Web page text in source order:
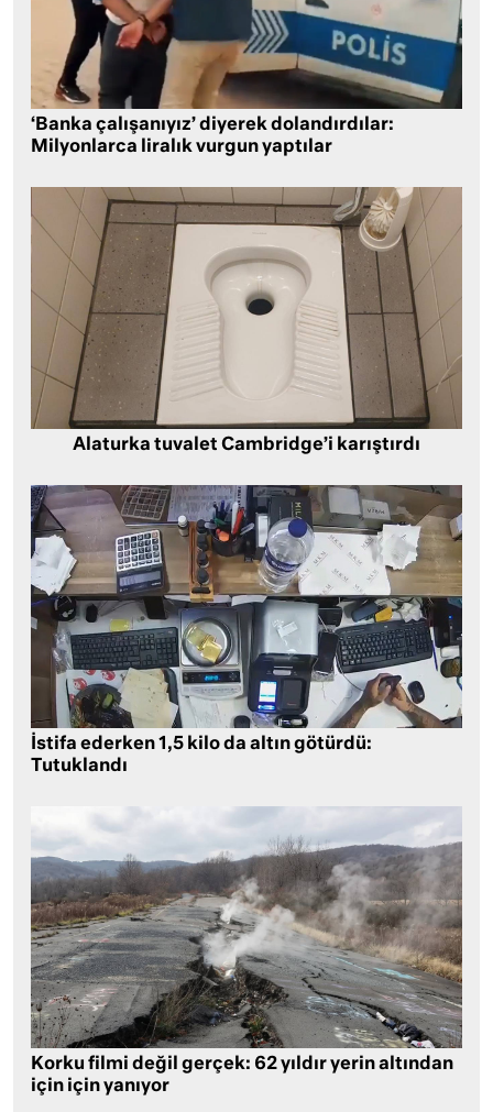
‘Banka çalışanıyız’ diyerek dolandırdılar:
Milyonlarca liralık vurgun yaptılar
Alaturka tuvalet Cambridge’i karıştırdı
İstifa ederken 1,5 kilo da altın götürdü:
Tutuklandı
Korku filmi değil gerçek: 62 yıldır yerin altından
için için yanıyor